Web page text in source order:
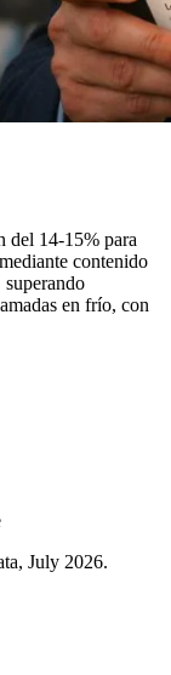
del 14-15% para
contenido
en frío, con
July 2026.